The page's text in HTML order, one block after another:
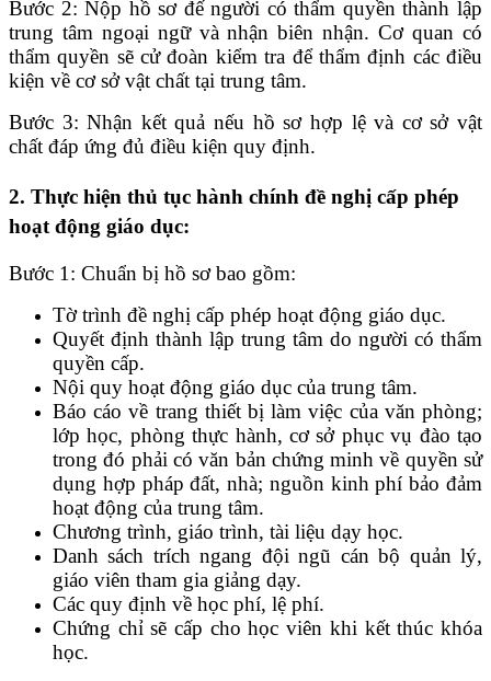
Bước 2: Nộp hồ sơ đế người có thẩm quyền thành lập
trung tâm ngoại ngữ và nhận biên nhận. Cơ quan có
thẩm quyền sẽ cử đoàn kiểm tra để thẩm định các điều
kiện về cơ sở vật chất tại trung tâm.
Bước 3: Nhận kết quả nếu hồ sơ hợp lệ và cơ sở vật
chất đáp ứng đủ điều kiện quy định.
2. Thực hiện thủ tục hành chính đề nghị cấp phép
hoạt động giáo dục:
Bước 1: Chuẩn bị hồ sơ bao gồm:
Tờ trình đề nghị cấp phép hoạt động giáo dục.
Quyết định thành lập trung tâm do người có thẩm
quyền cấp.
Nội quy hoạt động giáo dục của trung tâm.
Báo cáo về trang thiết bị làm việc của văn phòng;
lớp học, phòng thực hành, cơ sở phục vụ đào tạo
trong đó phải có văn bản chứng minh về quyền sử
dụng hợp pháp đất, nhà; nguồn kinh phí bảo đảm
hoạt động của trung tâm.
Chương trình, giáo trình, tài liệu dạy học.
Danh sách trích ngang đội ngũ cán bộ quản lý,
giáo viên tham gia giảng dạy.
Các quy định về học phí, lệ phí.
Chứng chỉ sẽ cấp cho học viên khi kết thúc khóa
học.